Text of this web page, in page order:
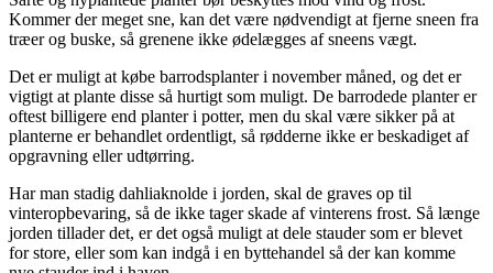
Kommer der meget sne, kan det være nødvendigt at fjerne sneen fra
træer og buske, så grenene ikke ødelægges af sneens vægt.
Det er muligt at købe barrodsplanter i november måned, og det er
vigtigt at plante disse så hurtigt som muligt. De barrodede planter er
oftest billigere end planter i potter, men du skal være sikker på at
planterne er behandlet ordentligt, så rødderne ikke er beskadiget af
opgravning eller udtørring.
Har man stadig dahliaknolde i jorden, skal de graves op til
vinteropbevaring, så de ikke tager skade af vinterens frost. Så længe
jorden tillader det, er det også muligt at dele stauder som er blevet
for store, eller som kan indgå i en byttehandel så der kan komme